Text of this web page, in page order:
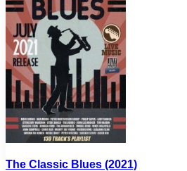
The Classic Blues (2021)